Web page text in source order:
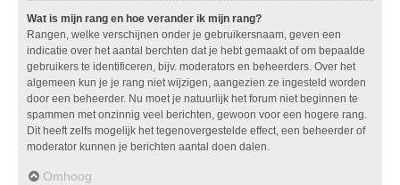
Wat is mijn rang en hoe verander ik mijn rang?
Rangen, welke verschijnen onder je gebruikersnaam, geven een
indicatie over het aantal berchten dat je hebt gemaakt of om bepaalde
gebruikers te identificeren, bijv. moderators en beheerders. Over het
algemeen kun je je rang niet wijzigen, aangezien ze ingesteld worden
door een beheerder. Nu moet je natuurlijk het forum niet beginnen te
spammen met onzinnig veel berichten, gewoon voor een hogere rang.
Dit heeft zelfs mogelijk het tegenovergestelde effect, een beheerder of
moderator kunnen je berichten aantal doen dalen.
Omhoog